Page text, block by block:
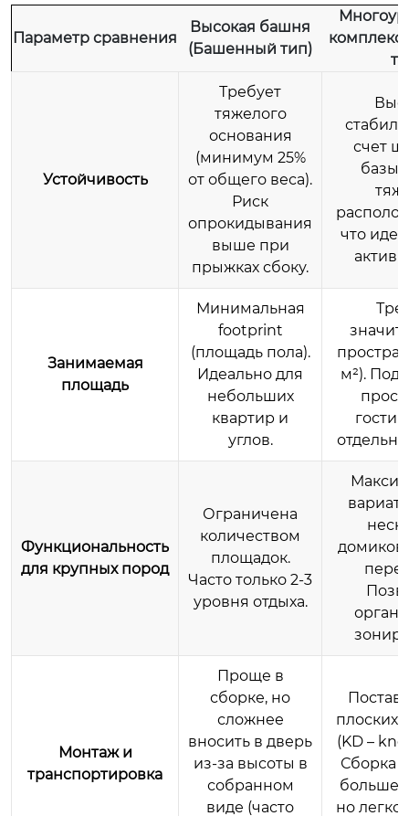
Параметр сравнения
Высокая башня
(Башенный тип)
Устойчивость
Требует
тяжелого
основания
(минимум 25%
от общего веса).
Риск
опрокидывания
выше при
прыжках сбоку.
счет
базы.
что
Занимаемая
площадь
Минимальная
footprint
(площадь пола).
Идеально для
небольших
квартир и
углов.
м²).
Функциональность
для крупных пород
Ограничена
количеством
площадок.
Часто только 2-3
уровня отдыха.
Монтаж и
транспортировка
Проще в
сборке, но
сложнее
вносить в дверь
из-за высоты в
собранном
виде (часто
плоских
(KD –
Сборка
больше
но легко